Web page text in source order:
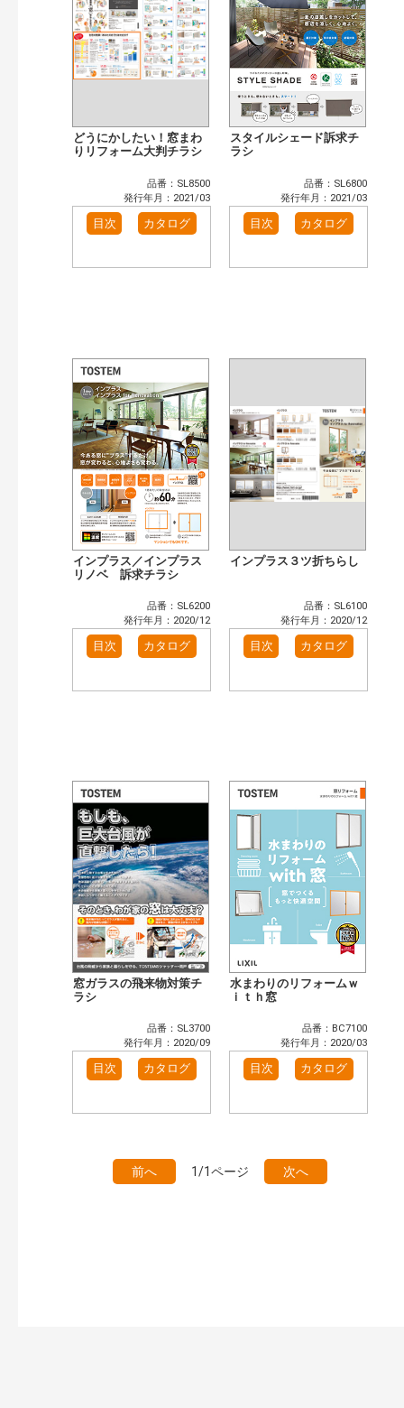
どうにかしたい！窓まわ
りリフォーム大判チラシ
品番：SL8500
発行年月：2021/03
目次 カタログ
スタイルシェード訴求チ
ラシ
品番：SL6800
発行年月：2021/03
目次 カタログ
インプラス／インプラス
リノベ 訴求チラシ
品番：SL6200
発行年月：2020/12
目次 カタログ
インプラス３ツ折ちらし
品番：SL6100
発行年月：2020/12
目次 カタログ
窓ガラスの飛来物対策チ
ラシ
品番：SL3700
発行年月：2020/09
目次 カタログ
水まわりのリフォームｗ
ｉｔｈ窓
品番：BC7100
発行年月：2020/03
目次 カタログ
前へ 1/1ページ 次へ